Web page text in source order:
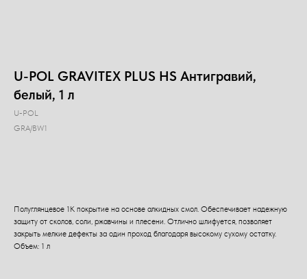
U-POL GRAVITEX PLUS HS Антигравий,
белый, 1 л
U-POL
GRA/BW1
Полуглянцевое 1К покрытие на основе алкидных смол. Обеспечивает надежную
защиту от сколов, соли, ржавчины и плесени. Отлично шлифуется, позволяет
закрыть мелкие дефекты за один проход благодаря высокому сухому остатку.
Объем: 1 л